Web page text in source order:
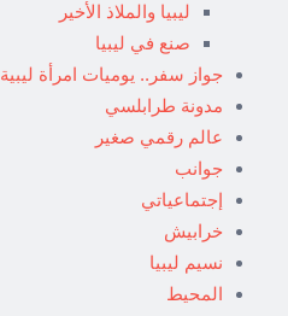
ليبيا والملاذ الأخير
صنع في ليبيا
جواز سفر.. يوميات امرأة ليبية
مدونة طرابلسي
عالم رقمي صغير
جوانب
إجتماعياتي
خرابيش
نسيم ليبيا
المحيط